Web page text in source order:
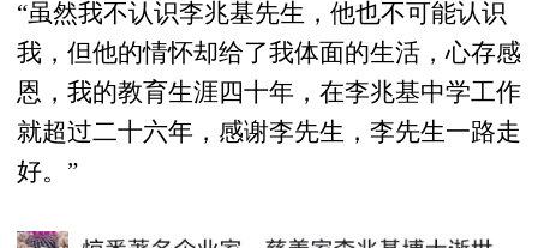
“虽然我不认识李兆基先生，他也不可能认识
我，但他的情怀却给了我体面的生活，心存感
恩，我的教育生涯四十年，在李兆基中学工作
就超过二十六年，感谢李先生，李先生一路走
好。”